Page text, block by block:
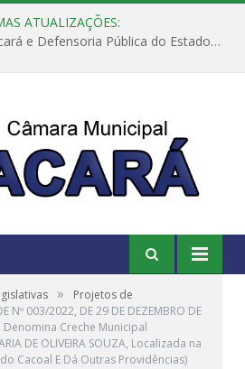
ATUALIZAÇÕES:
Câmara Municipal de Acará e Defensoria Pública do Estado, promovem Ação Balcão de Direitos
»
Projetos de
Nº 003/2022, DE 29 DE DEZEMBRO DE
Creche Municipal
DE OLIVEIRA SOUZA, Localizada na
Cacoal E Dá Outras Providências)